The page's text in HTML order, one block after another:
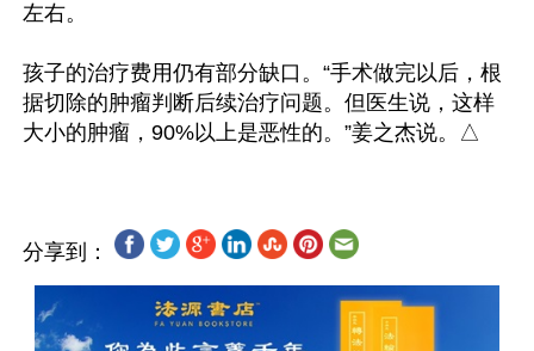
左右。
孩子的治疗费用仍有部分缺口。“手术做完以后，根
据切除的肿瘤判断后续治疗问题。但医生说，这样
分享到：